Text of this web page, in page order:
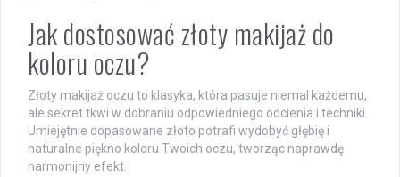
Jak dostosować złoty makijaż do
koloru oczu?
Złoty makijaż oczu to klasyka, która pasuje niemal każdemu,
ale sekret tkwi w dobraniu odpowiedniego odcienia i techniki.
Umiejętnie dopasowane złoto potrafi wydobyć głębię i
naturalne piękno koloru Twoich oczu, tworząc naprawdę
harmonijny efekt.